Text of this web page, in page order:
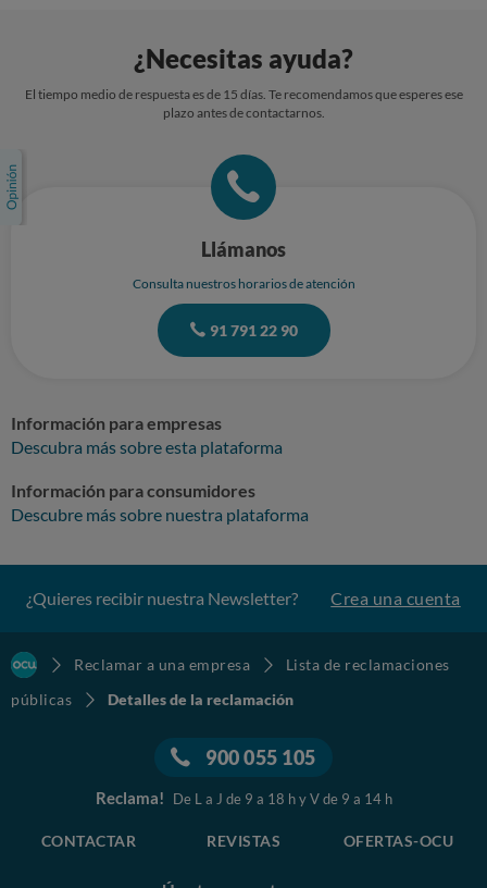
¿Necesitas ayuda?
El tiempo medio de respuesta es de 15 días. Te recomendamos que esperes ese
plazo antes de contactarnos.
Llámanos
Consulta nuestros horarios de atención
91 791 22 90
Información para empresas
Descubra más sobre esta plataforma
Información para consumidores
Descubre más sobre nuestra plataforma
¿Quieres recibir nuestra Newsletter? Crea una cuenta
Reclamar a una empresa
Lista de reclamaciones
públicas
Detalles de la reclamación
900 055 105
Reclama! De L a J de 9 a 18 h y V de 9 a 14 h
CONTACTAR REVISTAS OFERTAS-OCU